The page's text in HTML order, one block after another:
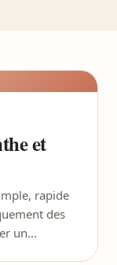
et
rapide
des
un…